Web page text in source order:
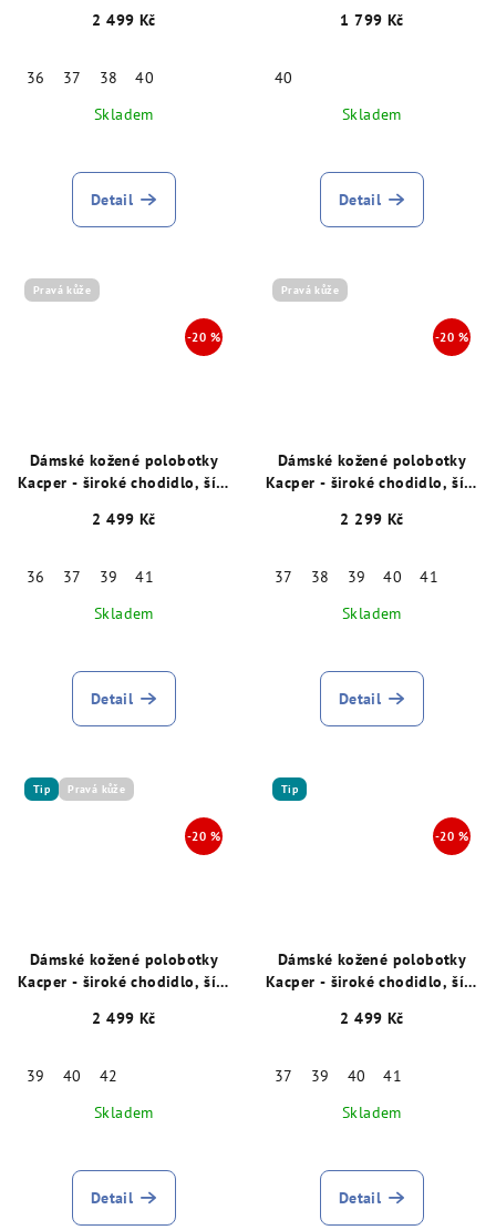
2 499 Kč
36 37 38
40
Skladem
Detail
1 799 Kč
40
Skladem
Detail
Pravá kůže
Dámské kožené polobotky
Kacper - široké chodidlo, šíře
2 499 Kč
36 37 39
41
Skladem
Detail
Pravá kůže
Dámské kožené polobotky
Kacper - široké chodidlo, šíře
2 299 Kč
37 38 39 40
41
Skladem
Detail
Tip Pravá kůže
Dámské kožené polobotky
Kacper - široké chodidlo, šíře
2 499 Kč
39 40
42
Skladem
Detail
Tip
Dámské kožené polobotky
Kacper - široké chodidlo, šíře
2 499 Kč
37 39 40
41
Skladem
Detail